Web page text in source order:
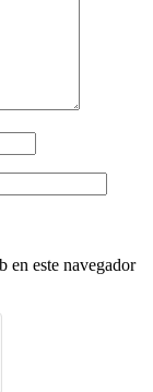
en este navegador